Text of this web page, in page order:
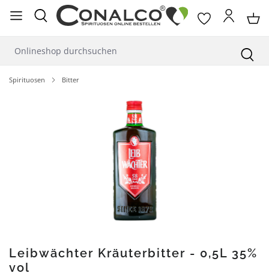
springen
Spirituosen Bitter
Leibwächter Kräuterbitter - 0,5L 35%
vol